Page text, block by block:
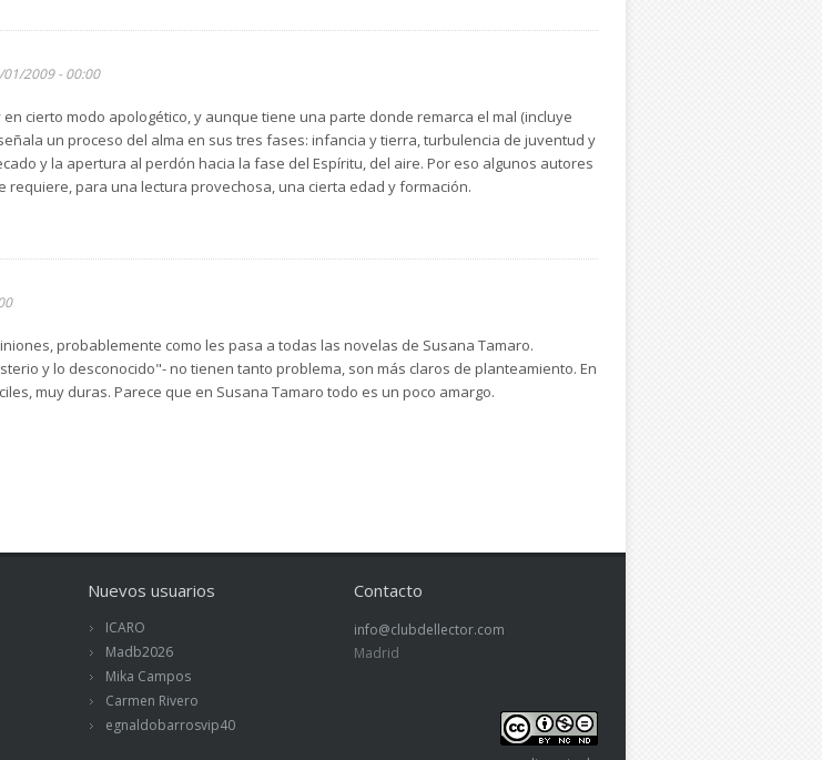
2009 - 00:00
cierto modo apologético, y aunque tiene una parte donde remarca el mal (incluye
un proceso del alma en sus tres fases: infancia y tierra, turbulencia de juventud y
y la apertura al perdón hacia la fase del Espíritu, del aire. Por eso algunos autores
para una lectura provechosa, una cierta edad y formación.
probablemente como les pasa a todas las novelas de Susana Tamaro.
y lo desconocido"- no tienen tanto problema, son más claros de planteamiento. En
muy duras. Parece que en Susana Tamaro todo es un poco amargo.
Nuevos usuarios
ICARO
Madb2026
Mika Campos
Carmen Rivero
egnaldobarrosvip40
Contacto
info@clubdellector.com
Madrid